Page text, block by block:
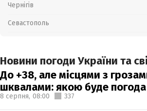
Чернігів
Севастополь
Новини погоди України та
До +38, але місцями з
шквалами: якою буде погода
8 серпня, 08:00 337